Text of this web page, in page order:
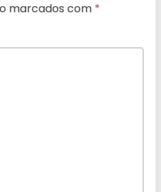
marcados com *